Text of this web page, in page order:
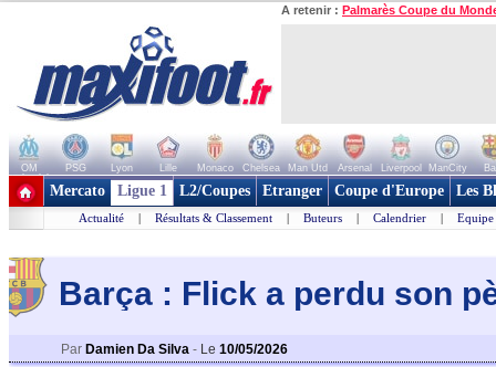
A retenir : Palmarès Coupe du
OM PSG Lyon Lille Monaco Chelsea Man Utd Arsenal Liverpool ManCity
+ de clubs
Mercato Ligue 1 L2/Coupes Etranger Coupe d'Europe Les
Actualité | Résultats & Classement | Buteurs | Calendrier | Equipe
Barça : Flick a perdu son
Par Damien Da Silva - Le 10/05/2026